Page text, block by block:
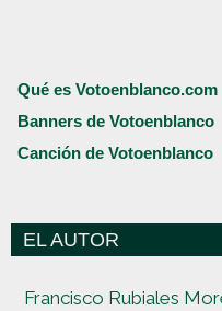
Qué es Votoenblanco.com
Banners de Votoenblanco
Canción de Votoenblanco
EL AUTOR
Francisco Rubiales